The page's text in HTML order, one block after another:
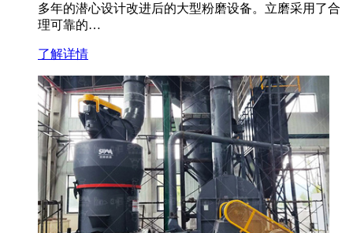
多年的潜心设计改进后的大型粉磨设备。立磨采用了合
理可靠的…
了解详情